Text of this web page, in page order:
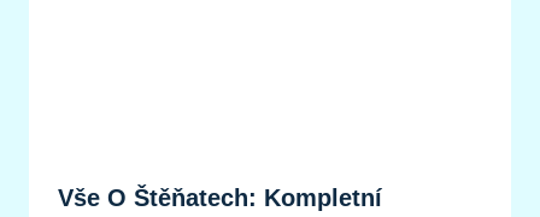
Vše O Štěňatech: Kompletní